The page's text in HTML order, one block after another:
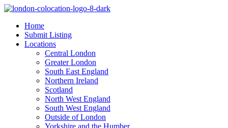
Home
Submit Listing
Locations
Central London
Greater London
South East England
Northern Ireland
Scotland
North West England
South West England
Outside of London
Yorkshire and the Humber